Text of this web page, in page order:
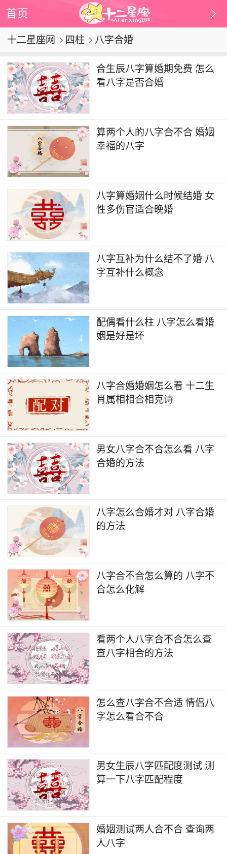
首页
十二星座网 四柱 八字合婚
合生辰八字算婚期免费 怎么
看八字是否合婚
算两个人的八字合不合 婚姻
幸福的八字
八字算婚姻什么时候结婚 女
性多伤官适合晚婚
八字互补为什么结不了婚 八
字互补什么概念
配偶看什么柱 八字怎么看婚
姻是好是坏
八字合婚婚姻怎么看 十二生
肖属相相合相克诗
男女八字合不合怎么看 八字
合婚的方法
八字怎么合婚才对 八字合婚
的方法
八字合不合怎么算的 八字不
合怎么化解
看两个人八字合不合怎么查
查八字相合的方法
怎么查八字合不合适 情侣八
字怎么看合不合
男女生辰八字匹配度测试 测
算一下八字匹配程度
婚姻测试两人合不合 查询两
人八字